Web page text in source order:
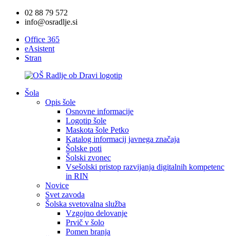
02 88 79 572
info@osradlje.si
Office 365
eAsistent
Stran
Šola
Opis šole
Osnovne informacije
Logotip šole
Maskota šole Petko
Katalog informacij javnega značaja
Šolske poti
Šolski zvonec
Vsešolski pristop razvijanja digitalnih kompetenc
in RIN
Novice
Svet zavoda
Šolska svetovalna služba
Vzgojno delovanje
Prvič v šolo
Pomen branja